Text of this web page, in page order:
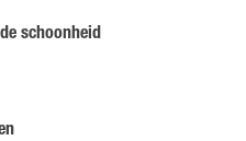
schoonheid